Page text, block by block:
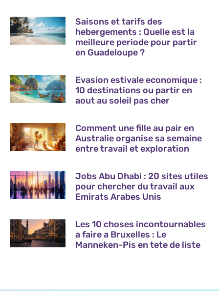
Saisons et tarifs des
hebergements : Quelle est la
meilleure periode pour partir
en Guadeloupe ?
Evasion estivale economique :
10 destinations ou partir en
aout au soleil pas cher
Comment une fille au pair en
Australie organise sa semaine
entre travail et exploration
Jobs Abu Dhabi : 20 sites utiles
pour chercher du travail aux
Emirats Arabes Unis
Les 10 choses incontournables
a faire a Bruxelles : Le
Manneken-Pis en tete de liste